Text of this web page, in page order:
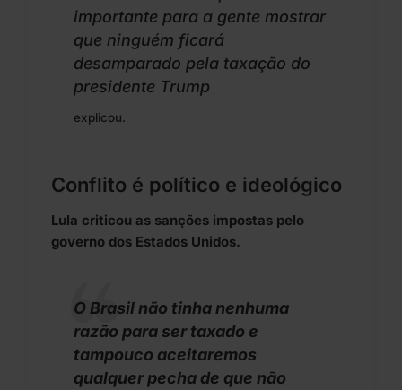
importante para a gente mostrar
que ninguém ficará
desamparado pela taxação do
presidente Trump
explicou.
Conflito é político e ideológico
Lula criticou as sanções impostas pelo
governo dos Estados Unidos.
O Brasil não tinha nenhuma
razão para ser taxado e
tampouco aceitaremos
qualquer pecha de que não